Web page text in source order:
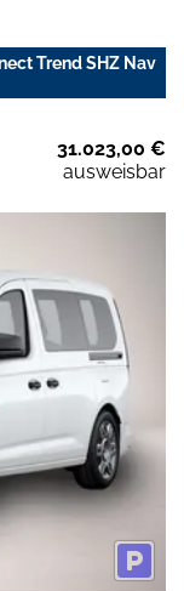
Trend SHZ Nav
31.023,00 €
ausweisbar